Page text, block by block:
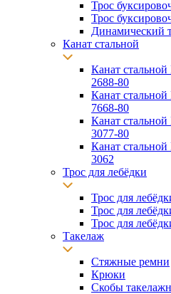
Трос
Трос
Динамический
Канат стальной
Канат
2688-80
Канат
7668-80
Канат
3077-80
Канат
3062
Трос для лебёдки
Трос для
Трос для
Трос для
Такелаж
Стяжные ремни
Крюки
Скобы